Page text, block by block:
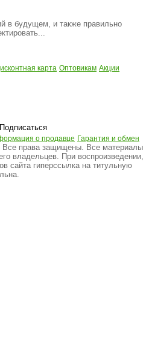
в будущем, и также правильно
карта Оптовикам Акции
о продавце Гарантия и обмен
Все права защищены. Все материалы
владельцев. При воспроизведении,
сайта гиперссылка на титульную